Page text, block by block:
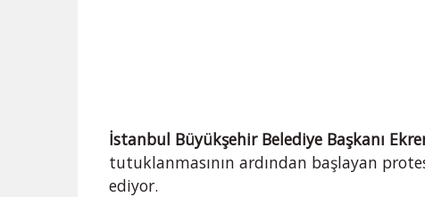
İstanbul Büyükşehir Belediye Başkanı
tutuklanmasının ardından başlayan
ediyor.